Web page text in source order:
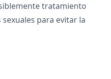
tratamiento
sexuales para evitar la